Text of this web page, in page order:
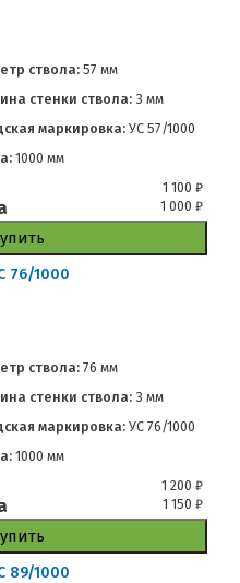
ствола:57 мм
стенки ствола:3 мм
маркировка:УС 57/1000
1000 мм
1 100₽
1 000₽
76/1000
ствола:76 мм
стенки ствола:3 мм
маркировка:УС 76/1000
1000 мм
1 200₽
1 150₽
89/1000